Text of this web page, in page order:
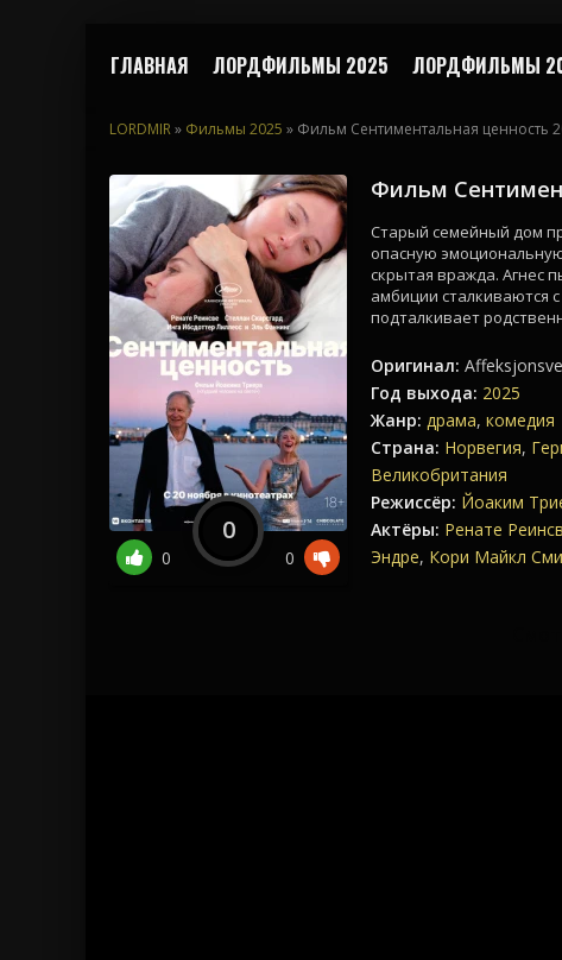
ГЛАВНАЯ ЛОРДФИЛЬМЫ 2025 ЛОРДФИЛЬМЫ
LORDMIR» Фильмы 2025 » Фильм Сентиментальная ценность
Фильм
Старый семейный дом
опасную
скрытая вражда. Агнес
амбиции сталкиваются
подталкивает
Оригинал:
Год выхода: 2025
Жанр: драма, комедия
Страна: Норвегия,
Великобритания
Режиссёр: Йоаким
Актёры: Ренате
Эндре, Кори Майкл
0
0
0